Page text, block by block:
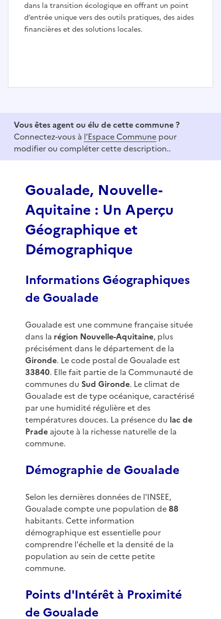
dans la transition écologique en offrant un point
d’entrée unique vers des outils pratiques, des aides
financières et des solutions locales.
f
Vous êtes agent ou élu de cette commune ?
Connectez-vous à l'Espace Commune pour
modifier ou compléter cette description..
Goualade, Nouvelle-
Aquitaine : Un Aperçu
Géographique et
Démographique
Informations Géographiques
de Goualade
Goualade est une commune française située
dans la région Nouvelle-Aquitaine, plus
précisément dans le département de la
Gironde. Le code postal de Goualade est
33840. Elle fait partie de la Communauté de
communes du Sud Gironde. Le climat de
Goualade est de type océanique, caractérisé
par une humidité régulière et des
températures douces. La présence du lac de
Pradeajoute à la richesse naturelle de la
commune.
Démographie de Goualade
Selon les dernières données de l'INSEE,
Goualade compte une population de88
habitants. Cette information
démographique est essentielle pour
comprendre l'échelle et la densité de la
population au sein de cette petite
commune.
Points d'Intérêt à Proximité
de Goualade